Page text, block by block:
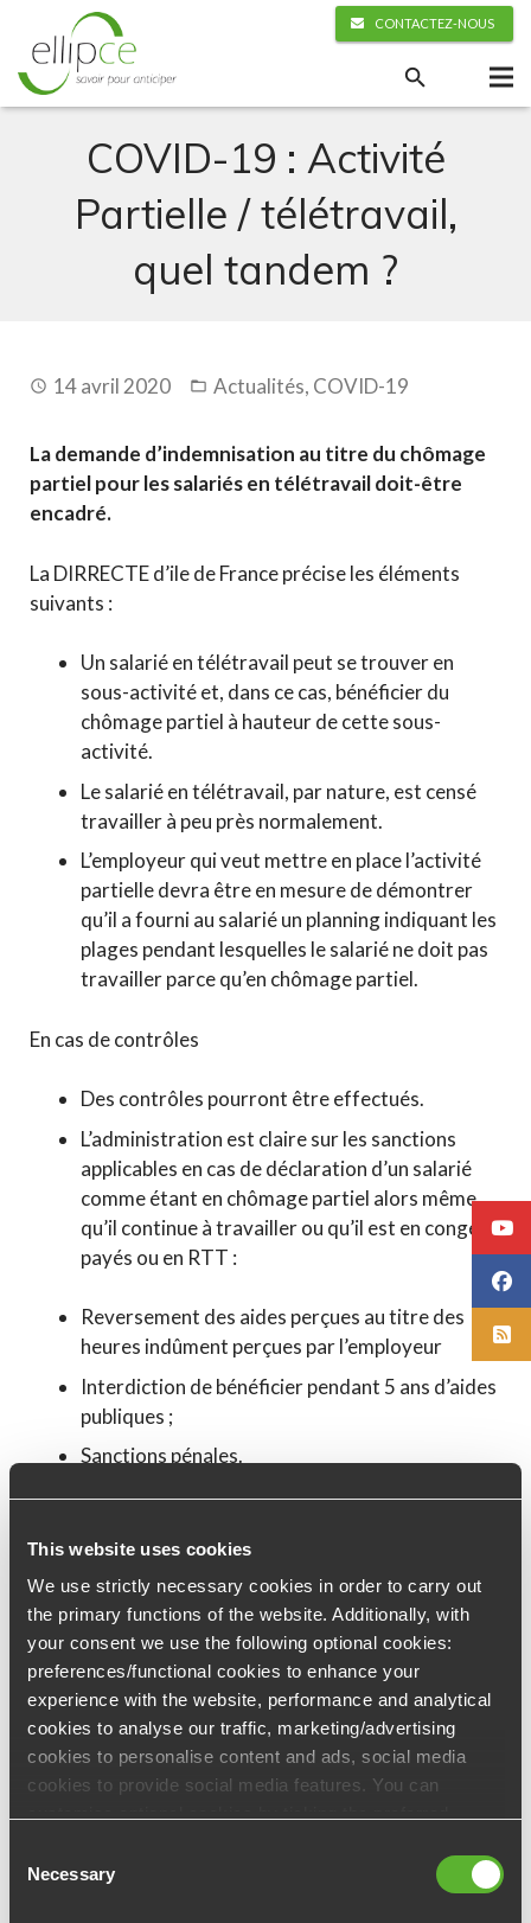
This website uses cookies
We use strictly necessary cookies in order to carry out
the primary functions of the website. Additionally, with
your consent we use the following optional cookies:
preferences/functional cookies to enhance your
experience with the website, performance and analytical
cookies to analyse our traffic, marketing/advertising
cookies to personalise content and ads, social media
cookies to provide social media features. You can
voluntarily and you can always revoke or change it under
Selection
Necessary
CONTACTEZ-NOUS
COVID-19 : Activité
Partielle / télétravail,
quel tandem ?
14 avril 2020 Actualités, COVID-19
La demande d’indemnisation au titre du chômage
partiel pour les salariés en télétravail doit-être
encadré.
La DIRRECTE d’ile de France précise les éléments
suivants :
Un salarié en télétravail peut se trouver en
sous-activité et, dans ce cas, bénéficier du
chômage partiel à hauteur de cette sous-
activité.
Le salarié en télétravail, par nature, est censé
travailler à peu près normalement.
L’employeur qui veut mettre en place l’activité
partielle devra être en mesure de démontrer
qu’il a fourni au salarié un planning indiquant les
plages pendant lesquelles le salarié ne doit pas
travailler parce qu’en chômage partiel.
En cas de contrôles
Des contrôles pourront être effectués.
L’administration est claire sur les sanctions
applicables en cas de déclaration d’un salarié
comme étant en chômage partiel alors même
qu’il continue à travailler ou qu’il est en congés
payés ou en RTT :
Reversement des aides perçues au titre des
heures indûment perçues par l’employeur
Interdiction de bénéficier pendant 5 ans d’aides
publiques ;
Sanctions pénales.
ARTICLE PRÉCÉDENT ARTICLE SUIVANT